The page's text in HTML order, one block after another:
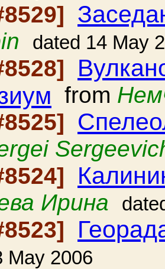
dated 14 May
from
Ирина
May 2006